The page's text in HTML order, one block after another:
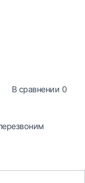
В сравнении 0